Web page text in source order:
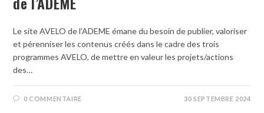
Le site AVELO de l'ADEME émane du besoin de publier, valoriser
et pérenniser les contenus créés dans le cadre des trois
programmes AVELO, de mettre en valeur les projets/actions
des…
0 COMMENTAIRE 30 SEPTEMBRE 2024